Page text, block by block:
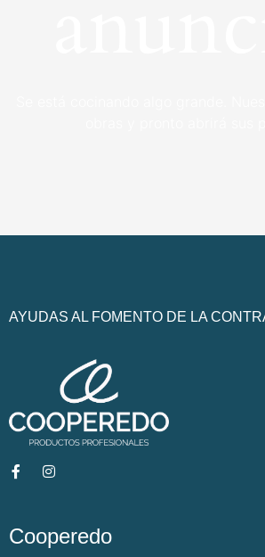
AYUDAS AL FOMENTO DE LA
Cooperedo